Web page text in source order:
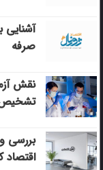
آشنایی
صرفه
نقش
تشخیص
بررسی
اقتصاد